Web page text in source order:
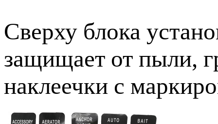
Сверху блока
защищает от пыли,
наклеечки с